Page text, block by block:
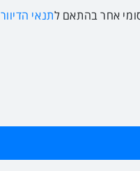
אחר בהתאם לתנאי הדיוור